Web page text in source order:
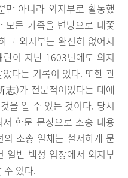
만 아니라 외지부로 활동했
모든 가족을 변방으로 내쫓
고 외지부는 완전히 없어지
이 지난 1603년에도 외지
다는 기록이 있다. 또한 관
志)가 전문적이었다는 데에
을 알 수 있는 것이다. 당시
한문 문장으로 소송 내용
소송 일체는 철저하게 문
일반 백성 입장에서 외지부
수 있다.